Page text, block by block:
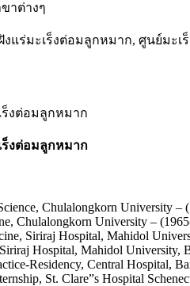
าต่างๆ
ร็งต่อมลูกหมาก
ร็งต่อมลูกหมาก
Chulalongkorn University –
Chulalongkorn University –
Siriraj Hospital, Mahidol
Hospital, Mahidol University,
Residency, Central Hospital,
St. Clare”s Hospital